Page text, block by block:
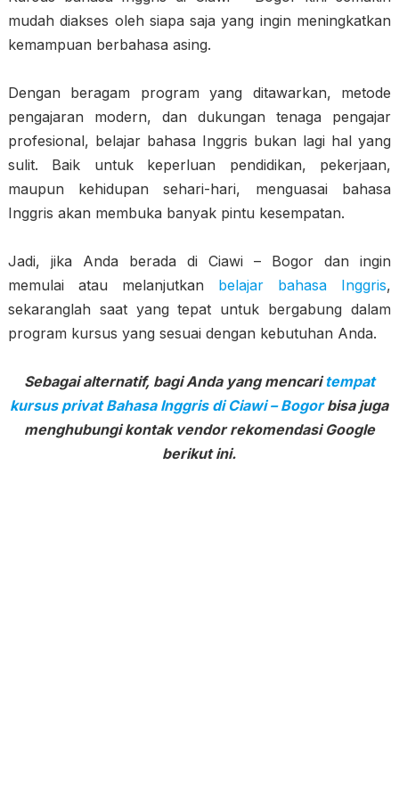
mudah diakses oleh siapa saja yang ingin meningkatkan
kemampuan berbahasa asing.
Dengan beragam program yang ditawarkan, metode
pengajaran modern, dan dukungan tenaga pengajar
profesional, belajar bahasa Inggris bukan lagi hal yang
sulit. Baik untuk keperluan pendidikan, pekerjaan,
maupun kehidupan sehari-hari, menguasai bahasa
Inggris akan membuka banyak pintu kesempatan.
Jadi, jika Anda berada di Ciawi – Bogor dan ingin
memulai atau melanjutkan belajar bahasa Inggris,
sekaranglah saat yang tepat untuk bergabung dalam
program kursus yang sesuai dengan kebutuhan Anda.
Sebagai alternatif, bagi Anda yang mencaritempat
kursus privat Bahasa Inggris di Ciawi – Bogorbisa juga
menghubungi kontak vendor rekomendasi Google
berikut ini.